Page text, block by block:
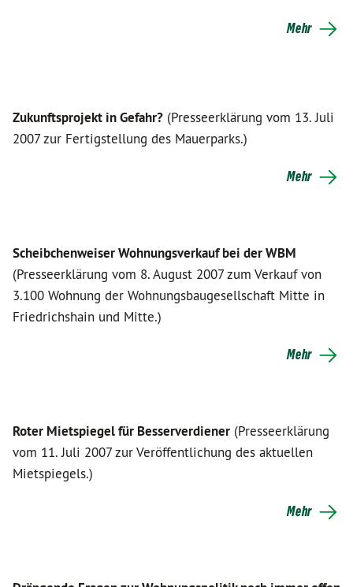
Mehr
Zukunftsprojekt in Gefahr? (Presseerklärung vom 13. Juli
2007 zur Fertigstellung des Mauerparks.)
Mehr
Scheibchenweiser Wohnungsverkauf bei der WBM
(Presseerklärung vom 8. August 2007 zum Verkauf von
3.100 Wohnung der Wohnungsbaugesellschaft Mitte in
Friedrichshain und Mitte.)
Mehr
Roter Mietspiegel für Besserverdiener (Presseerklärung
vom 11. Juli 2007 zur Veröffentlichung des aktuellen
Mietspiegels.)
Mehr